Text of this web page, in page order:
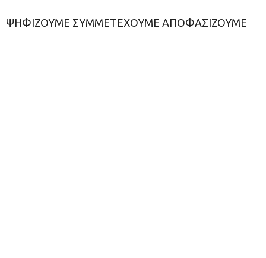
ΨΗΦΙΖΟΥΜΕ ΣΥΜΜΕΤΕΧΟΥΜΕ ΑΠΟΦΑΣΙΖΟΥΜΕ